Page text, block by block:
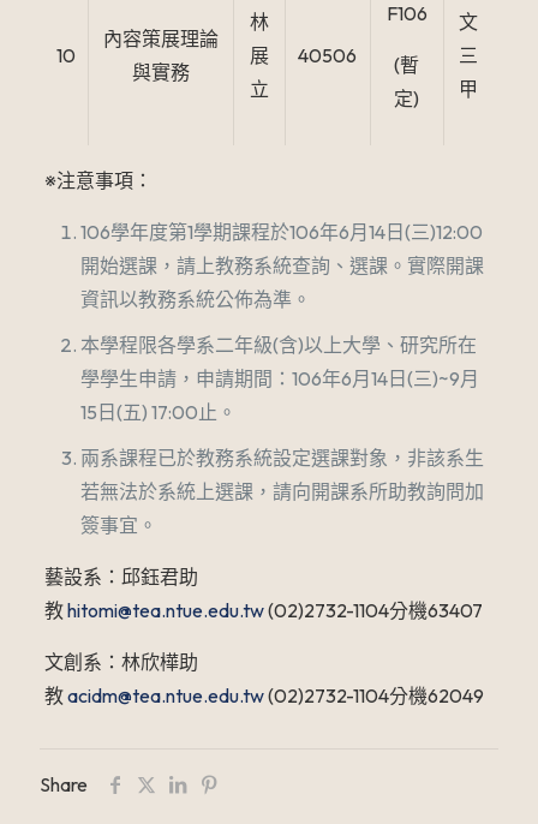
10
內容策展理論
與實務
林
展
立
40506
F106
(暫
定)
文
三
甲
※注意事項：
106學年度第1學期課程於106年6月14日(三)12:00
開始選課，請上教務系統查詢、選課。實際開課
資訊以教務系統公佈為準。
本學程限各學系二年級(含)以上大學、研究所在
學學生申請，申請期間：106年6月14日(三)~9月
15日(五) 17:00止。
兩系課程已於教務系統設定選課對象，非該系生
若無法於系統上選課，請向開課系所助教詢問加
簽事宜。
藝設系：邱鈺君助
教hitomi@tea.ntue.edu.tw(02)2732-1104分機63407
文創系：林欣樺助
教acidm@tea.ntue.edu.tw(02)2732-1104分機62049
Share